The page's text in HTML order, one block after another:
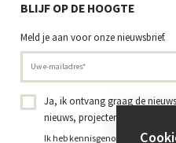
BLIJF OP DE HOOGTE
Meld je aan voor onze nieuwsbrief.
Ja, ik ontvang graag de
nieuws, projecten en kennis
Ik heb kennisgenomen van het